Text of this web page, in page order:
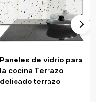
Paneles de vidrio para
la cocina Terrazo
delicado terrazo